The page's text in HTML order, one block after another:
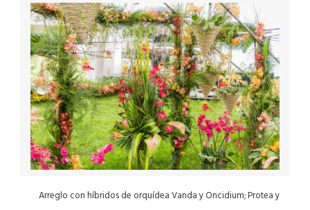
Arreglo con híbridos de orquídea Vanda y Oncidium; Protea y